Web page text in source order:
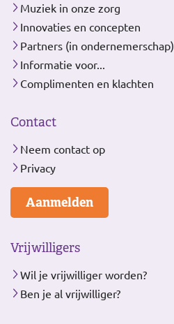
Muziek in onze zorg
Innovaties en concepten
Partners (in ondernemerschap)
Informatie voor...
Complimenten en klachten
Contact
Neem contact op
Privacy
Aanmelden
Vrijwilligers
Wil je vrijwilliger worden?
Ben je al vrijwilliger?